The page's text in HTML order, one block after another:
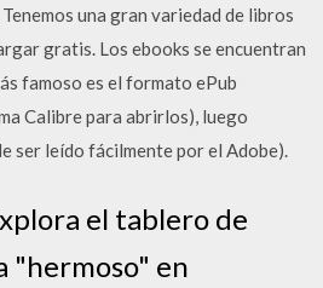
una gran variedad de libros
gratis. Los ebooks se encuentran
famoso es el formato ePub
Calibre para abrirlos), luego
ser leído fácilmente por el Adobe).
el tablero de
"hermoso" en